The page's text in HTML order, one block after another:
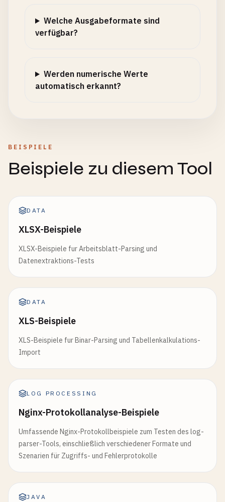
Welche Ausgabeformate sind
verfügbar?
Werden numerische Werte
automatisch erkannt?
BEISPIELE
Beispiele zu diesem Tool
DATA
XLSX-Beispiele
XLSX-Beispiele fur Arbeitsblatt-Parsing und
Datenextraktions-Tests
DATA
XLS-Beispiele
XLS-Beispiele fur Binar-Parsing und Tabellenkalkulations-
Import
LOG PROCESSING
Nginx-Protokollanalyse-Beispiele
Umfassende Nginx-Protokollbeispiele zum Testen des log-
parser-Tools, einschließlich verschiedener Formate und
Szenarien für Zugriffs- und Fehlerprotokolle
JAVA